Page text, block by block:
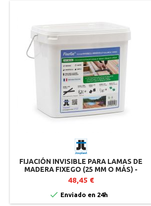
FIJACIÓN INVISIBLE PARA LAMAS DE
MADERA FIXEGO (25 MM O MÁS) -
JOUPLAST
48,45 €
 Enviado en 24h